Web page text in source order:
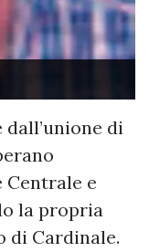
dall’unione di
e
la propria
di Cardinale.